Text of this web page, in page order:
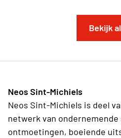
Bekijk
Neos Sint-Michiels
Neos Sint-Michiels is deel
netwerk van
ontmoetingen, boeiende